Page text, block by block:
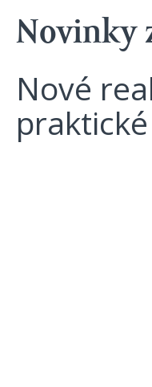
Novinky
Nové